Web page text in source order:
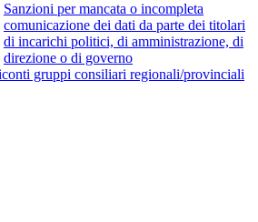
Sanzioni per mancata o incompleta
comunicazione dei dati da parte dei titolari
di incarichi politici, di amministrazione, di
direzione o di governo
gruppi consiliari regionali/provinciali